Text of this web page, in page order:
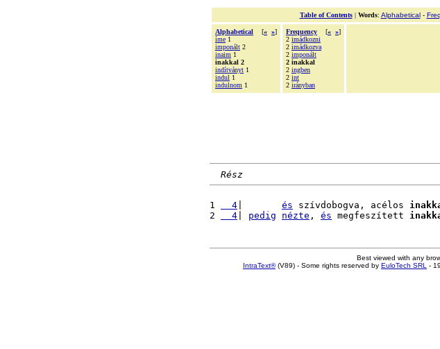
Table of Contents| Words: Alphabetical-
Alphabetical [« »]
íme 1
imponált 2
inaim 1
inakkal 2
indítványt 1
indul 1
indulnom 1
Frequency [« »]
2 imádkozni
2 imádkozva
2 imponált
2 inakkal
2 ingben
2 int
2 irányban
Rész
1
  4
és szívdobogva, acélos
2
  4
pedig nézte , és megfeszített
Best viewed with any
IntraText®(V89) - Some rights reserved by EuloTech SRL -